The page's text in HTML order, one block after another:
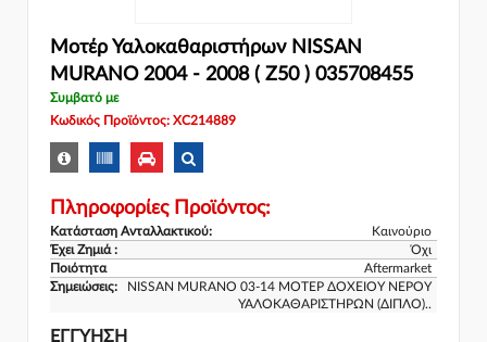
Μοτέρ Υαλοκαθαριστήρων NISSAN
MURANO 2004 - 2008 ( Z50 ) 035708455
Συμβατό με
Κωδικός Προϊόντος: XC214889
Πληροφορίες Προϊόντος:
Κατάσταση Ανταλλακτικού:
Καινούριο
Έχει Ζημιά :
Όχι
Ποιότητα
Aftermarket
Σημειώσεις:
NISSAN MURANO 03-14 ΜΟΤΕΡ ΔΟΧΕΙΟΥ ΝΕΡΟΥ
ΥΑΛΟΚΑΘΑΡΙΣΤΗΡΩΝ (ΔΙΠΛΟ)..
ΕΓΓΎΗΣΗ